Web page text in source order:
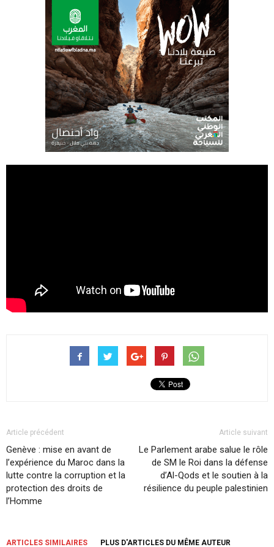
Article précédent
Genève : mise en avant de
l’expérience du Maroc dans la
lutte contre la corruption et la
protection des droits de
l’Homme
Article suivant
Le Parlement arabe salue le rôle
de SM le Roi dans la défense
d’Al-Qods et le soutien à la
résilience du peuple palestinien
ARTICLES SIMILAIRES PLUS D'ARTICLES DU MÊME AUTEUR